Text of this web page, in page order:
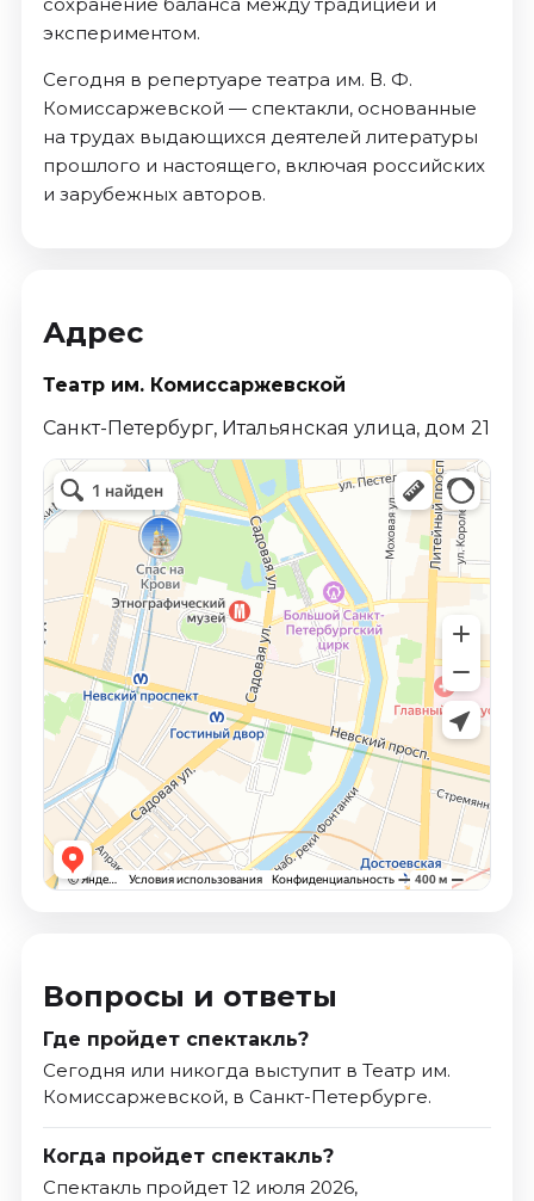
сохранение баланса между традицией и
экспериментом.
Сегодня в репертуаре театра им. В. Ф.
Комиссаржевской — спектакли, основанные
на трудах выдающихся деятелей литературы
прошлого и настоящего, включая российских
и зарубежных авторов.
Адрес
Театр им. Комиссаржевской
Санкт-Петербург, Итальянская улица, дом 21
Вопросы и ответы
Где пройдет спектакль?
Сегодня или никогда выступит в Театр им.
Комиссаржевской, в Санкт-Петербурге.
Когда пройдет спектакль?
Спектакль пройдет 12 июля 2026,